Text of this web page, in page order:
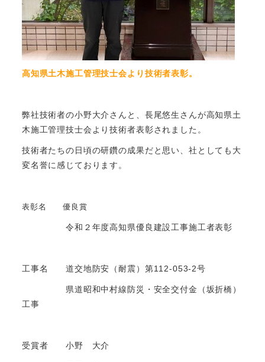
高知県土木施工管理技士会より技術者表彰。
弊社技術者の小野大介さんと、長尾悠生さんが高知県土
木施工管理技士会より技術者表彰されました。
技術者たちの日頃の研鑽の成果だと思い、社としても大
変名誉に感じております。
表彰名 優良賞
令和２年度高知県優良建設工事施工者表彰
工事名 道交地防安（耐震）第112-053-2号
県道昭和中村線防災・安全交付金（坂折橋）
工事
受賞者 小野 大介